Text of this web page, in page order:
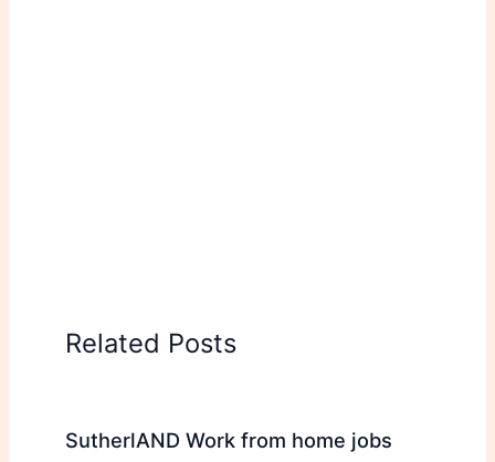
Related Posts
SutherlAND Work from home jobs